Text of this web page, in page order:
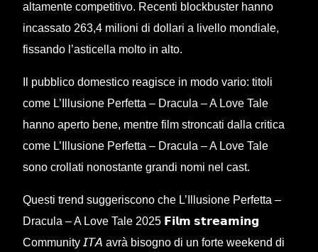
altamente competitivo. Recenti blockbuster hanno
incassato 263,4 milioni di dollari a livello mondiale,
fissando l’asticella molto in alto.
Il pubblico domestico reagisce in modo vario: titoli
come L’Illusione Perfetta – Dracula – A Love Tale
hanno aperto bene, mentre film stroncati dalla critica
come L’Illusione Perfetta – Dracula – A Love Tale
sono crollati nonostante grandi nomi nel cast.
Questi trend suggeriscono che L’Illusione Perfetta –
Dracula – A Love Tale 2025 𝗙𝗶𝗹𝗺 𝘀𝘁𝗿𝗲𝗮𝗺𝗶𝗻𝗴
Community 𝘐𝘛𝘈 avrà bisogno di un forte weekend di